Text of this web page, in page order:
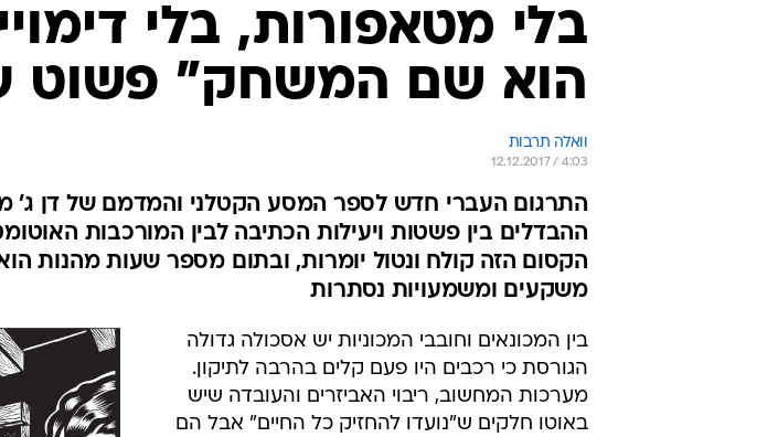
בלי מטאפורות, בלי
הוא שם המשחק" פשוט
וואלה תרבות
12.12.2017 / 4:03
ההבדלים בין פשטות ויעילות הכתיבה לבין המורכבות
הקסום הזה קולח ונטול יומרות, ובתום מספר שעות מהנות
משקעים ומשמעויות נסתרות
בין המכונאים וחובבי המכוניות יש אסכולה גדולה
הגורסת כי רכבים היו פעם קלים בהרבה לתיקון.
מערכות המחשוב, ריבוי האביזרים והעובדה שיש
באוטו חלקים ש"נועדו להחזיק כל החיים" אבל הם